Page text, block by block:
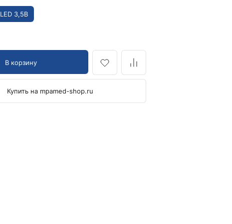
Кровоостанавливающие жгуты
Фиброоптические ларингоскопы
Отоскопы и ЛОР-наборы
ЛОР-наборы
LED 3,5В
В корзину
Купить на mpamed-shop.ru